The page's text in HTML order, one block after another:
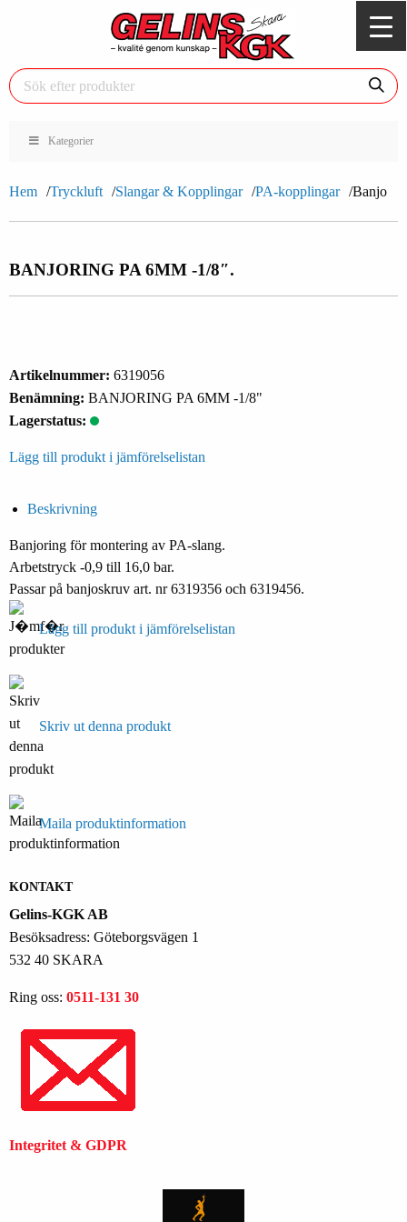
Kategorier
Hem Tryckluft Slangar & Kopplingar PA-kopplingar Banjo
BANJORING PA 6MM -1/8″.
Artikelnummer: 6319056
Benämning: BANJORING PA 6MM -1/8"
Lagerstatus:
Lägg till produkt i jämförelselistan
Beskrivning
Banjoring för montering av PA-slang.
Arbetstryck -0,9 till 16,0 bar.
Passar på banjoskruv art. nr 6319356 och 6319456.
Lägg till produkt i jämförelselistan
Skriv ut denna produkt
Maila produktinformation
KONTAKT
Gelins-KGK AB
Besöksadress: Göteborgsvägen 1
532 40 SKARA
Ring oss: 0511-131 30
Integritet & GDPR